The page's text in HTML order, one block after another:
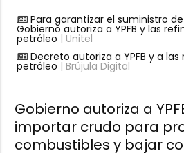
Para garantizar el suministro
Gobierno autoriza a YPFB y las
petróleo | Unitel
Decreto autoriza a YPFB y a
petróleo | Brújula Digital
Gobierno autoriza a
importar crudo para
combustibles y bajar